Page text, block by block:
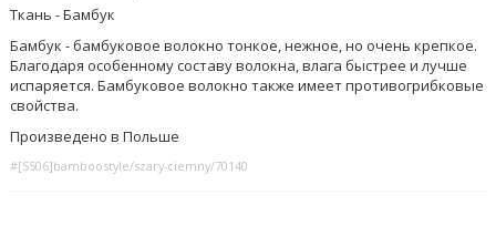
Ткань - Бамбук
Бамбук - бамбуковое волокно тонкое, нежное, но очень крепкое.
Благодаря особенному составу волокна, влага быстрее и лучше
испаряется. Бамбуковое волокно также имеет противогрибковые
свойства.
Произведено в Польше
#[S506]bamboostyle/szary-ciemny/70140